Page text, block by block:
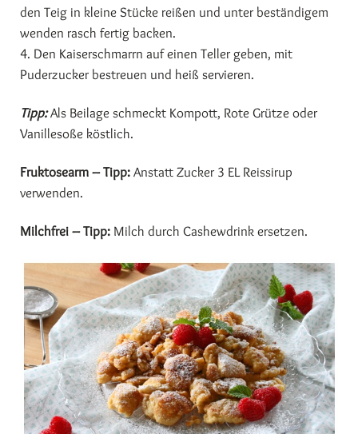
den Teig in kleine Stücke reißen und unter beständigem
wenden rasch fertig backen.
4. Den Kaiserschmarrn auf einen Teller geben, mit
Puderzucker bestreuen und heiß servieren.
Tipp: Als Beilage schmeckt Kompott, Rote Grütze oder
Vanillesoße köstlich.
Fruktosearm – Tipp: Anstatt Zucker 3 EL Reissirup
verwenden.
Milchfrei – Tipp: Milch durch Cashewdrink ersetzen.